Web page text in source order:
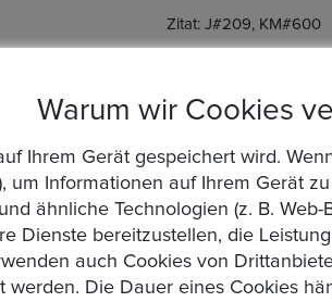
Zitat: J#209, KM#600
Tagen
in %
Warum wir Cookies
Ihrem Gerät gespeichert wird.
um Informationen auf Ihrem Gerät
ähnliche Technologien (z. B.
Dienste bereitzustellen, die
auch Cookies von
werden. Die Dauer eines Cookies